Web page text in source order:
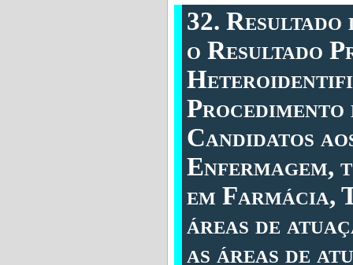
32.
o Resultado
Candidatos
Enfermagem,
em Farmácia,
áreas de
as áreas de